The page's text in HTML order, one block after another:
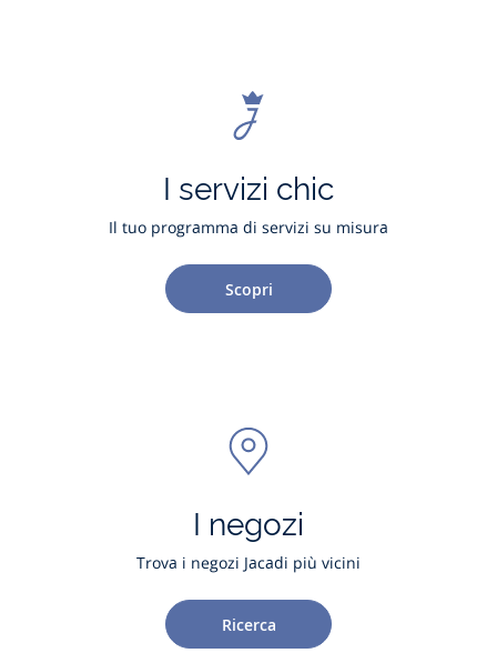
I servizi chic
Il tuo programma di servizi su misura
Scopri
I negozi
Trova i negozi Jacadi più vicini
Ricerca